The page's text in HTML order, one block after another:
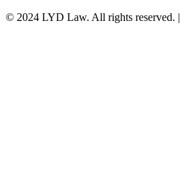
© 2024 LYD Law. All rights reserved. |